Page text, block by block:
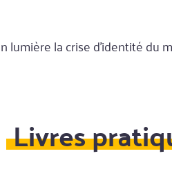
lumière la crise d'identité du
Livres